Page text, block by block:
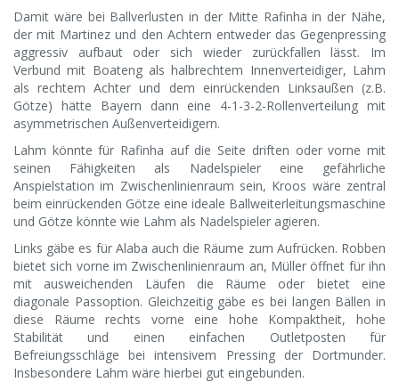
Damit wäre bei Ballverlusten in der Mitte Rafinha in der Nähe,
der mit Martinez und den Achtern entweder das Gegenpressing
aggressiv aufbaut oder sich wieder zurückfallen lässt. Im
Verbund mit Boateng als halbrechtem Innenverteidiger, Lahm
als rechtem Achter und dem einrückenden Linksaußen (z.B.
Götze) hätte Bayern dann eine 4-1-3-2-Rollenverteilung mit
asymmetrischen Außenverteidigern.
Lahm könnte für Rafinha auf die Seite driften oder vorne mit
seinen Fähigkeiten als Nadelspieler eine gefährliche
Anspielstation im Zwischenlinienraum sein, Kroos wäre zentral
beim einrückenden Götze eine ideale Ballweiterleitungsmaschine
und Götze könnte wie Lahm als Nadelspieler agieren.
Links gäbe es für Alaba auch die Räume zum Aufrücken. Robben
bietet sich vorne im Zwischenlinienraum an, Müller öffnet für ihn
mit ausweichenden Läufen die Räume oder bietet eine
diagonale Passoption. Gleichzeitig gäbe es bei langen Bällen in
diese Räume rechts vorne eine hohe Kompaktheit, hohe
Stabilität und einen einfachen Outletposten für
Befreiungsschläge bei intensivem Pressing der Dortmunder.
Insbesondere Lahm wäre hierbei gut eingebunden.